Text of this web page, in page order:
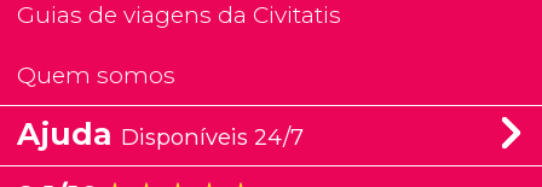
Guias de viagens da Civitatis
Quem somos
Ajuda Disponíveis 24/7